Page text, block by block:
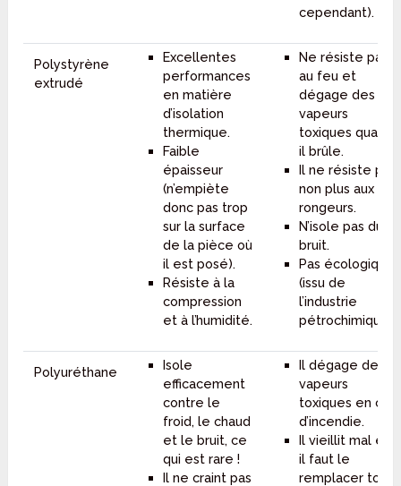
cependant).
Polystyrène
extrudé
Excellentes
performances
en matière
d’isolation
thermique.
Faible
épaisseur
(n’empiète
donc pas trop
sur la surface
de la pièce où
il est posé).
Résiste à la
compression
et à l’humidité.
Ne résiste pas
au feu et
dégage des
vapeurs
toxiques quand
il brûle.
Il ne résiste pas
non plus aux
rongeurs.
N’isole pas du
bruit.
Pas écologique
(issu de
l’industrie
pétrochimique).
Polyuréthane
Isole
efficacement
contre le
froid, le chaud
et le bruit, ce
qui est rare !
Il ne craint pas
Il dégage des
vapeurs
toxiques en cas
d’incendie.
Il vieillit mal et
il faut le
remplacer tous